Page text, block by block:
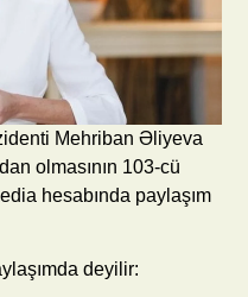
Mehriban Əliyeva
olmasının 103-cü
hesabında paylaşım
deyilir: